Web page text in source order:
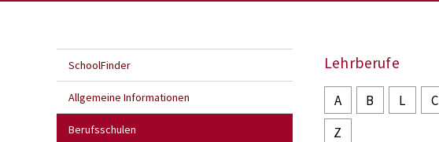
SchoolFinder
Allgemeine Informationen
Berufsschulen
Lehrberufe
A B L C
Z